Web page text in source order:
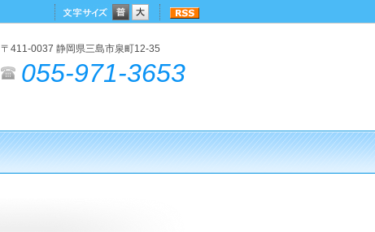
〒411-0037 静岡県三島市泉町12-35
055-971-3653